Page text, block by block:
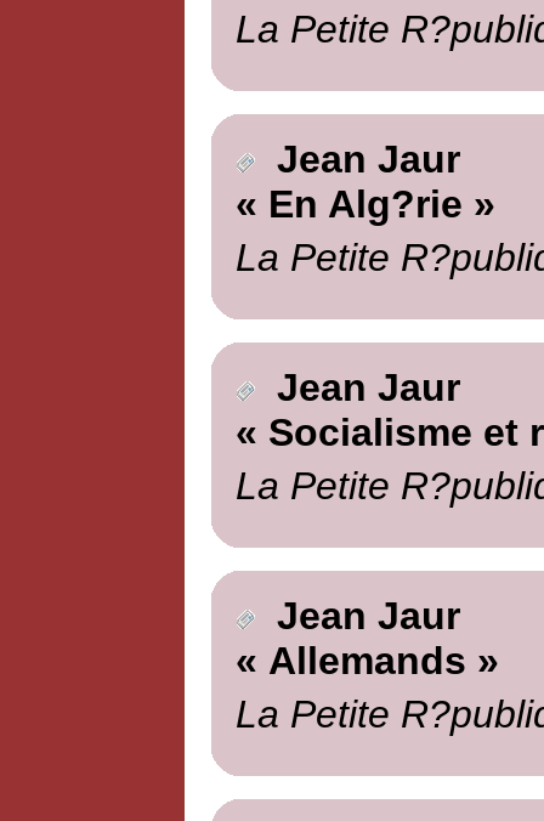
La Petite
Jean Jaur
« En Alg?rie »
La Petite
Jean Jaur
« Socialisme et
La Petite
Jean Jaur
« Allemands »
La Petite